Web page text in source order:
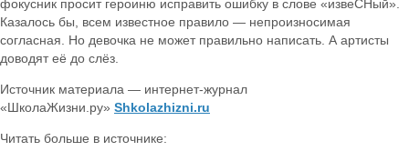
фокусник просит героиню исправить ошибку в слове «извеСНый».
Казалось бы, всем известное правило — непроизносимая
согласная. Но девочка не может правильно написать. А артисты
доводят её до слёз.
Источник материала — интернет-журнал
«ШколаЖизни.ру» Shkolazhizni.ru
Читать больше в источнике: